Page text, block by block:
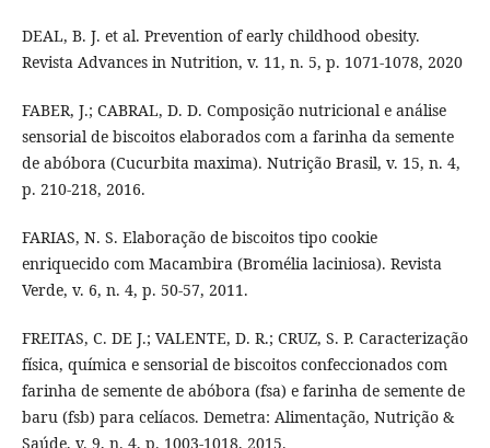
DEAL, B. J. et al. Prevention of early childhood obesity.
Revista Advances in Nutrition, v. 11, n. 5, p. 1071-1078, 2020
FABER, J.; CABRAL, D. D. Composição nutricional e análise
sensorial de biscoitos elaborados com a farinha da semente
de abóbora (Cucurbita maxima). Nutrição Brasil, v. 15, n. 4,
p. 210-218, 2016.
FARIAS, N. S. Elaboração de biscoitos tipo cookie
enriquecido com Macambira (Bromélia laciniosa). Revista
Verde, v. 6, n. 4, p. 50-57, 2011.
FREITAS, C. DE J.; VALENTE, D. R.; CRUZ, S. P. Caracterização
física, química e sensorial de biscoitos confeccionados com
farinha de semente de abóbora (fsa) e farinha de semente de
baru (fsb) para celíacos. Demetra: Alimentação, Nutrição &
Saúde, v. 9, n. 4, p. 1003-1018, 2015.